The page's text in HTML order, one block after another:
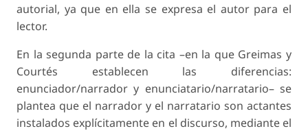
autorial, ya que en ella se expresa el autor para el
lector.
En la segunda parte de la cita –en la que Greimas y
Courtés establecen las diferencias:
enunciador/narrador y enunciatario/narratario– se
plantea que el narrador y el narratario son actantes
instalados explícitamente en el discurso, mediante el